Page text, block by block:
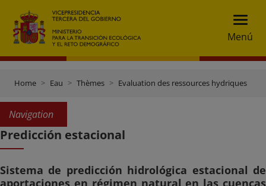
Menú
Home Eau Thèmes Evaluation des ressources hydriques
Navigation
Predicción estacional
Sistema de predicción hidrológica estacional de
aportaciones en régimen natural en las cuencas